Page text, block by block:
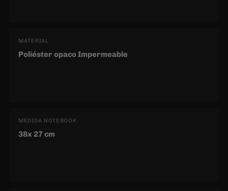
MATERIAL
Poliéster opaco Impermeable
MEDIDA NOTEBOOK
38x 27 cm